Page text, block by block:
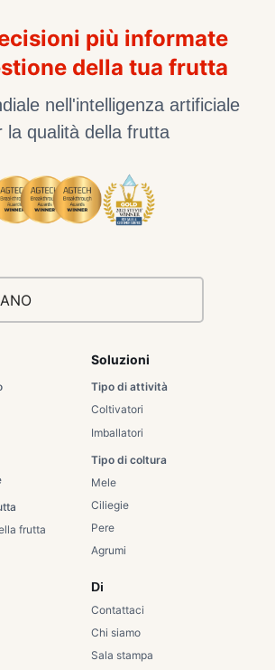
più informate
della tua frutta
nell'intelligenza artificiale
la qualità della frutta
frutta
Soluzioni
Tipo di attività
Coltivatori
Imballatori
Tipo di coltura
Mele
Ciliegie
Pere
Agrumi
Di
Contattaci
Chi siamo
Sala stampa